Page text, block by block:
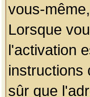
vous-
Lorsque
l'activation
instructions
sûr que